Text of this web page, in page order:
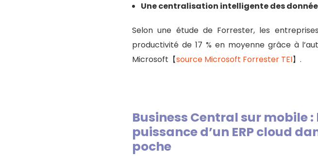
Une centralisation intelligente des
Selon une étude de Forrester, les
productivité de 17 % en moyenne grâce à
Microsoft【source Microsoft Forrester TEI】.
Business Central sur mobile :
puissance d’un ERP cloud
poche